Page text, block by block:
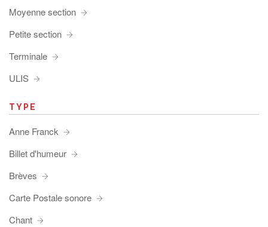
Moyenne section
Petite section
Terminale
ULIS
TYPE
Anne Franck
Billet d'humeur
Brèves
Carte Postale sonore
Chant